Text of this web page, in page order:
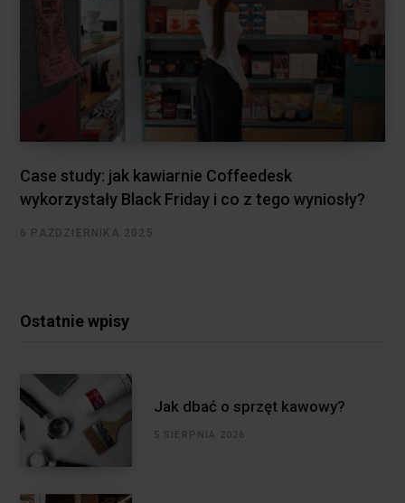
Case study: jak kawiarnie Coffeedesk
wykorzystały Black Friday i co z tego wyniosły?
6 PAŹDZIERNIKA 2025
Ostatnie wpisy
Jak dbać o sprzęt kawowy?
5 SIERPNIA 2026